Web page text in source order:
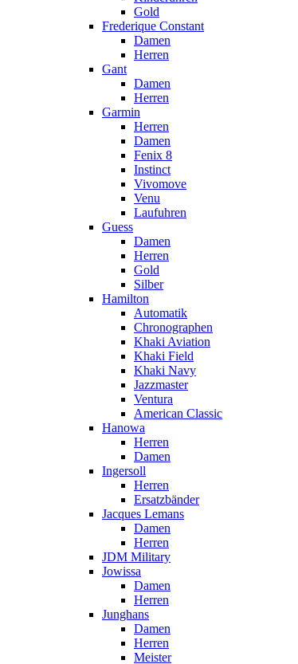
Gold
Frederique Constant
Damen
Herren
Gant
Damen
Herren
Garmin
Herren
Damen
Fenix 8
Instinct
Vivomove
Venu
Laufuhren
Guess
Damen
Herren
Gold
Silber
Hamilton
Automatik
Chronographen
Khaki Aviation
Khaki Field
Khaki Navy
Jazzmaster
Ventura
American Classic
Hanowa
Herren
Damen
Ingersoll
Herren
Ersatzbänder
Jacques Lemans
Damen
Herren
JDM Military
Jowissa
Damen
Herren
Junghans
Damen
Herren
Meister